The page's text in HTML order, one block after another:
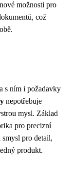
možnosti pro
což
s ním i požadavky
nepotřebuje
mysl. Základ
pro precizní
pro detail,
produkt.